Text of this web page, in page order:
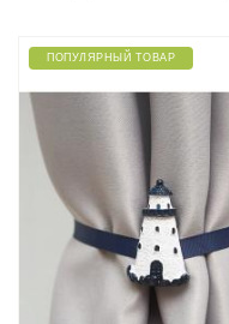
ПОПУЛЯРНЫЙ ТОВАР